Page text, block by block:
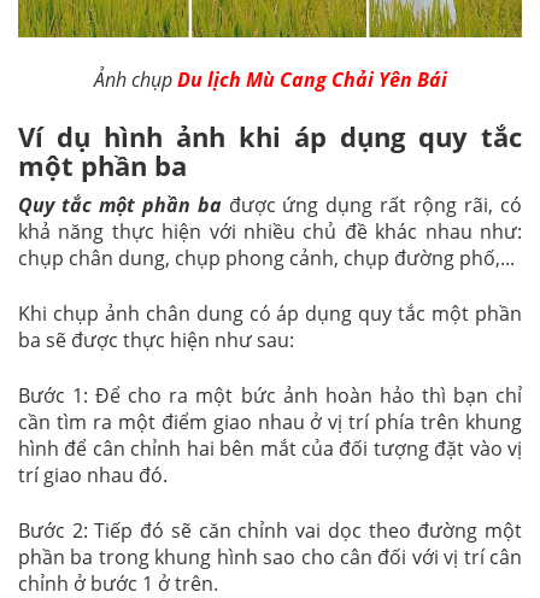
Ảnh chụpDu lịch Mù Cang Chải Yên Bái
Ví dụ hình ảnh khi áp dụng quy tắc
một phần ba
Quy tắc một phần bađược ứng dụng rất rộng rãi, có
khả năng thực hiện với nhiều chủ đề khác nhau như:
chụp chân dung, chụp phong cảnh, chụp đường phố,...
Khi chụp ảnh chân dung có áp dụng quy tắc một phần
ba sẽ được thực hiện như sau:
Bước 1: Để cho ra một bức ảnh hoàn hảo thì bạn chỉ
cần tìm ra một điểm giao nhau ở vị trí phía trên khung
hình để cân chỉnh hai bên mắt của đối tượng đặt vào vị
trí giao nhau đó.
Bước 2: Tiếp đó sẽ căn chỉnh vai dọc theo đường một
phần ba trong khung hình sao cho cân đối với vị trí cân
chỉnh ở bước 1 ở trên.